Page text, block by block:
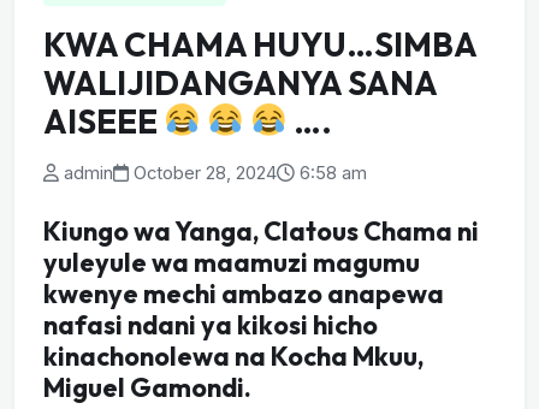
KWA CHAMA HUYU…SIMBA
WALIJIDANGANYA SANA
AISEEE
….
admin October 28, 2024 6:58 am
Kiungo wa Yanga, Clatous Chama ni
yuleyule wa maamuzi magumu
kwenye mechi ambazo anapewa
nafasi ndani ya kikosi hicho
kinachonolewa na Kocha Mkuu,
Miguel Gamondi.